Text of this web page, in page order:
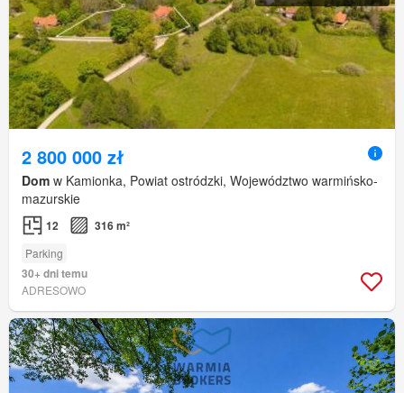
2 800 000 zł
Dom w Kamionka, Powiat ostródzki, Województwo warmińsko-
mazurskie
12 316 m²
Parking
30+ dni temu
ADRESOWO